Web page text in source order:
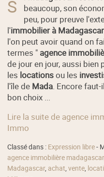
S
beaucoup, son
peu, pour preuve
l'immobilier à Madagascar
l'on peut avoir quand on
termes " agence
de jour en jour, aussi bien
les locationsou les
l'île de Mada. Encore
bon choix ...
Lire la suite de agence
Immo
Classé dans : Expression libre-
agence immobilière madagascar
Madagascar, achat,vente,